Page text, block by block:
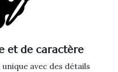
et de caractère
avec des détails